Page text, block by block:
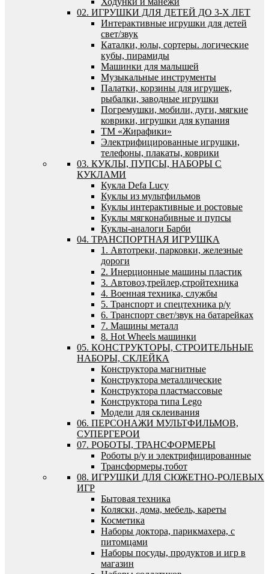
02. ИГРУШКИ ДЛЯ ДЕТЕЙ ДО 3-Х ЛЕТ
Интерактивные игрушки для детей
свет/звук
Каталки, юлы, сортеры. логические
кубы, пирамиды
Машинки для малышей
Музыкальные инструменты
Палатки, корзины для игрушек,
рыбалки, заводные игрушки
Погремушки, мобили, дуги, мягкие
коврики, игрушки для купания
ТМ «Жирафики»
Электрифицированные игрушки,
телефоны, плакаты, коврики
03. КУКЛЫ, ПУПСЫ, НАБОРЫ С
КУКЛАМИ
Кукла Defa Lucy
Куклы из мультфильмов
Куклы интерактивные и ростовые
Куклы мягконабивные и пупсы
Куклы-аналоги Барби
04. ТРАНСПОРТНАЯ ИГРУШКА
1. Автотреки, парковки, железные
дороги
2. Инерционные машины пластик
3. Автовоз,трейлер,стройтехника
4. Военная техника, службы
5. Транспорт и спецтехника р/у
6. Транспорт свет/звук на батарейках
7. Машины металл
8. Hot Wheels машинки
05. КОНСТРУКТОРЫ, СТРОИТЕЛЬНЫЕ
НАБОРЫ, СКЛЕЙКА
Конструктора магнитные
Конструктора металлические
Конструктора пластмассовые
Конструктора типа Lego
Модели для склеивания
06. ПЕРСОНАЖИ МУЛЬТФИЛЬМОВ,
СУПЕРГЕРОИ
07. РОБОТЫ, ТРАНСФОРМЕРЫ
Роботы р/у и электрифицированные
Трансформеры,тобот
08. ИГРУШКИ ДЛЯ СЮЖЕТНО-РОЛЕВЫХ
ИГР
Бытовая техника
Коляски, дома, мебель, кареты
Косметика
Наборы доктора, парикмахера, с
питомцами
Наборы посуды, продуктов и игр в
магазин